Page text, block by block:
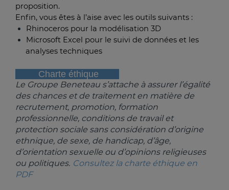
proposition.
Enfin, vous êtes à l’aise avec les outils suivants :
Rhinoceros pour la modélisation 3D
Microsoft Excel pour le suivi de données et les
analyses techniques
Charte éthique
Le Groupe Beneteau s’attache à assurer l’égalité
des chances et de traitement en matière de
recrutement, promotion, formation
professionnelle, conditions de travail et
protection sociale sans considération d’origine
ethnique, de sexe, de handicap, d’âge,
d’orientation sexuelle ou d’opinions religieuses
ou politiques. Consultez la charte éthique en
PDF